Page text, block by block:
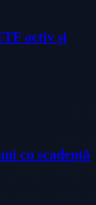
activ și
cu scadență